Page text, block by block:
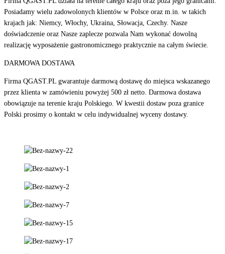
Posiadamy wielu zadowolonych klientów w Polsce oraz m.in. w takich
krajach jak: Niemcy, Włochy, Ukraina, Słowacja, Czechy. Nasze
doświadczenie oraz Nasze zaplecze pozwala Nam wykonać dowolną
realizację wyposażenie gastronomicznego praktycznie na całym świecie.
DARMOWA DOSTAWA
Firma QGAST.PL gwarantuje darmową dostawę do miejsca wskazanego
przez klienta w zamówieniu powyżej 500 zł netto. Darmowa dostawa
obowiązuje na terenie kraju Polskiego. W kwestii dostaw poza granice
Polski prosimy o kontakt w celu indywidualnej wyceny dostawy.